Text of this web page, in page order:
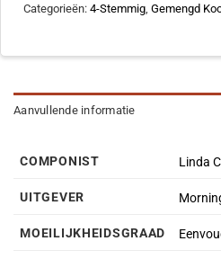
Categorieën: 4-Stemmig Gemengd
Aanvullende informatie
COMPONIST Linda
UITGEVER
MOEILIJKHEIDSGRAAD